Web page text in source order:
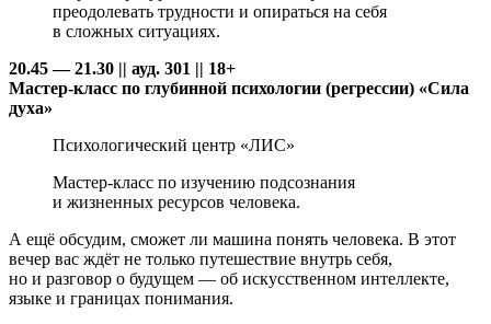
преодолевать трудности и опираться на себя
в сложных ситуациях.
20.45 — 21.30 || ауд. 301 || 18+
Мастер-класс по глубинной психологии (регрессии) «Сила
духа»
Психологический центр «ЛИС»
Мастер-класс по изучению подсознания
и жизненных ресурсов человека.
А ещё обсудим, сможет ли машина понять человека. В этот
вечер вас ждёт не только путешествие внутрь себя,
но и разговор о будущем — об искусственном интеллекте,
языке и границах понимания.